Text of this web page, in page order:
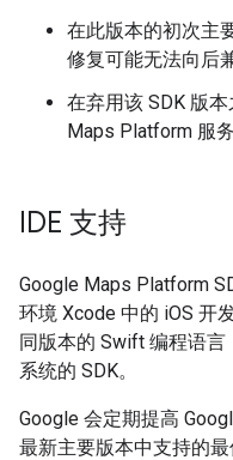
在此版本的初次主
修复可能无法向后
在弃用该 SDK 版
Maps Platform 服
IDE 支持
Google Maps Platform
环境 Xcode 中的 iOS 开
同版本的 Swift 编程语
系统的 SDK。
Google 会定期提高
最新主要版本中支持的